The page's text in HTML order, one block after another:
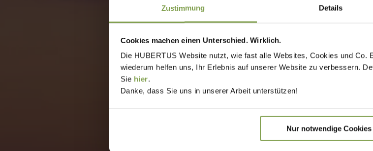
Zustimmung Details
Cookies machen einen Unterschied. Wirklich.
Die HUBERTUS Website nutzt, wie fast alle Websites, Cookies und Co.
wiederum helfen uns, Ihr Erlebnis auf unserer Website zu verbessern.
Sie hier.
Danke, dass Sie uns in unserer Arbeit unterstützen!
Nur notwendige Cookies